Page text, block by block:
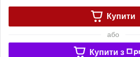
Купити
або
Купити з